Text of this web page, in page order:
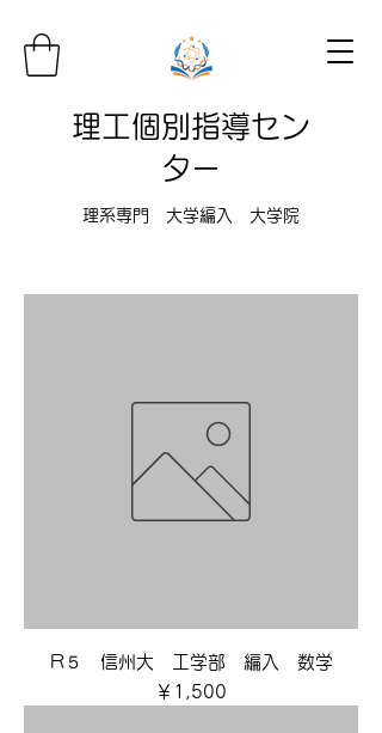
理工個別指導セン
ター
理系専門 大学編入 大学院
R５ 信州大 工学部 編入 数学
価格
￥1,500